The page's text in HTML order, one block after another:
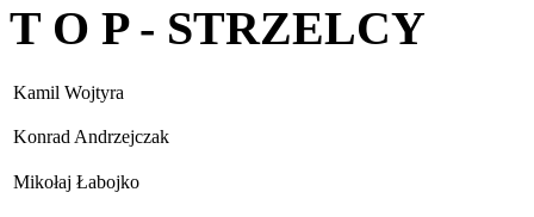
T O P - STRZELCY
Kamil Wojtyra
Konrad Andrzejczak
Mikołaj Łabojko